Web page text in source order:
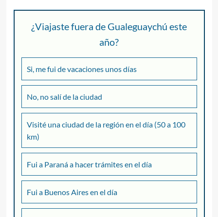
¿Viajaste fuera de Gualeguaychú este
año?
Si, me fui de vacaciones unos días
No, no salí de la ciudad
Visité una ciudad de la región en el día (50 a 100
km)
Fui a Paraná a hacer trámites en el día
Fui a Buenos Aires en el día